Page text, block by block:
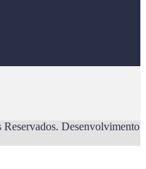
Desenvolvimento